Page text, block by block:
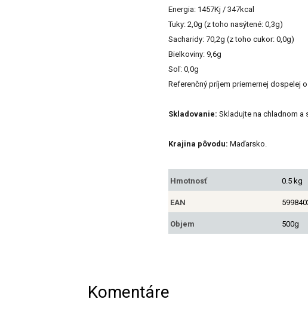
Energia: 1457Kj / 347kcal
Tuky: 2,0g (z toho nasýtené: 0,3g)
Sacharidy: 70,2g (z toho cukor: 0,0g)
Bielkoviny: 9,6g
Soľ: 0,0g
Referenčný príjem priemernej dospelej
Skladovanie: Skladujte na chladnom a
Krajina pôvodu: Maďarsko.
Hmotnosť 0.5 kg
EAN
Objem 500g
Komentáre